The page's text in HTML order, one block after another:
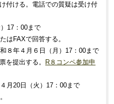
付ける。電話での質疑は受け付
17：00まで
はFAXで回答する。
８年４月６日（月）17：00まで
を提出する。
R８コンペ参加申
月20日（火）17：00まで